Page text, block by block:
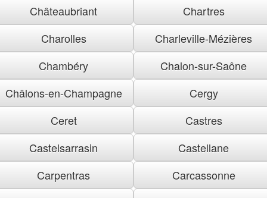
Châteaubriant
Chartres
Charolles
Charleville-Mézières
Chambéry
Chalon-sur-Saône
Châlons-en-Champagne
Cergy
Ceret
Castres
Castelsarrasin
Castellane
Carpentras
Carcassonne